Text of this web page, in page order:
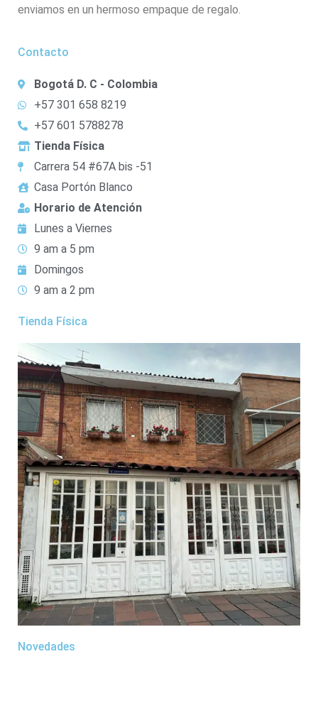
enviamos en un hermoso empaque de regalo.
Contacto
Bogotá D. C - Colombia
+57 301 658 8219
+57 601 5788278
Tienda Física
Carrera 54 #67A bis -51
Casa Portón Blanco
Horario de Atención
Lunes a Viernes
9 am a 5 pm
Domingos
9 am a 2 pm
Tienda Física
Novedades